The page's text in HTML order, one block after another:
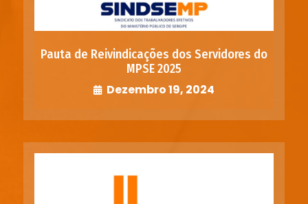
Pauta de Reivindicações dos Servidores do
MPSE 2025
Dezembro 19, 2024